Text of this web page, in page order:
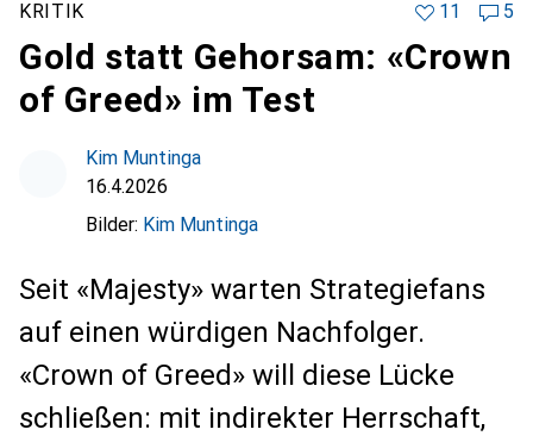
KRITIK 11 5
Gold statt Gehorsam: «Crown
of Greed» im Test
Kim Muntinga
16.4.2026
Bilder: Kim Muntinga
Seit «Majesty» warten Strategiefans
auf einen würdigen Nachfolger.
«Crown of Greed» will diese Lücke
schließen: mit indirekter Herrschaft,